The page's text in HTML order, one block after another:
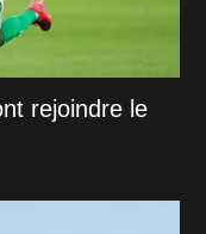
rejoindre le